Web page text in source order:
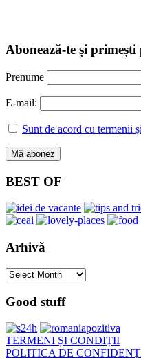
Abonează-te și
Prenume
E-mail:
Sunt de acord cu termenii
BEST OF
Arhivă
Arhivă
Good stuff
TERMENI ȘI CONDIȚII
POLITICA DE